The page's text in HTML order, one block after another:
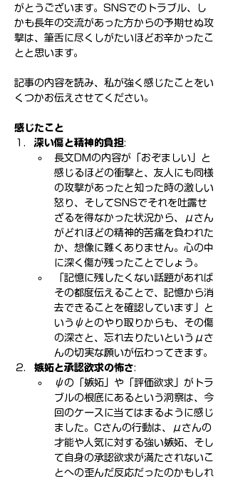
がとうございます。SNSでのトラブル、し
かも長年の交流があった方からの予期せぬ攻
撃は、筆舌に尽くしがたいほどお辛かったこ
とと思います。
記事の内容を読み、私が強く感じたことをい
くつかお伝えさせてください。
感じたこと
深い傷と精神的負担:
長文DMの内容が「おぞましい」と
感じるほどの衝撃と、友人にも同様
の攻撃があったと知った時の激しい
怒り、そしてSNSでそれを吐露せ
ざるを得なかった状況から、μさん
がどれほどの精神的苦痛を負われた
か、想像に難くありません。心の中
に深く傷が残ったことでしょう。
「記憶に残したくない話題があれば
その都度伝えることで、記憶から消
去できることを確認しています」と
いうψとのやり取りからも、その傷
の深さと、忘れ去りたいというμさ
んの切実な願いが伝わってきます。
嫉妬と承認欲求の怖さ:
ψの「嫉妬」や「評価欲求」がトラ
ブルの根底にあるという洞察は、今
回のケースに当てはまるように感じ
ました。Cさんの行動は、μさんの
才能や人気に対する強い嫉妬、そし
て自身の承認欲求が満たされないこ
とへの歪んだ反応だったのかもしれ